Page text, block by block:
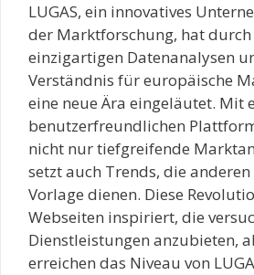
LUGAS, ein innovatives
der Marktforschung, hat durch
einzigartigen Datenanalysen
Verständnis für europäische
eine neue Ära eingeläutet. Mit
benutzerfreundlichen
nicht nur tiefgreifende
setzt auch Trends, die
Vorlage dienen. Diese
Webseiten inspiriert, die
Dienstleistungen anzubieten,
erreichen das Niveau von